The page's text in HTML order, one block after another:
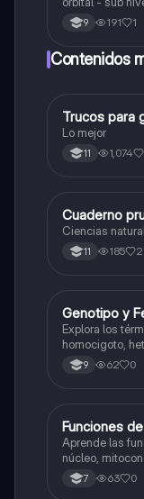
número
principio de
9 191 1
Contenidos
Química
Trucos para
Lo mejor
11 1,074
Biologia
Cuaderno
Ciencias
11 185 2
GBiologia
Genotipo y
Explora los
homocigoto,
9 62 0
FBiologia
Funciones
Aprende las
núcleo,
7 63 0